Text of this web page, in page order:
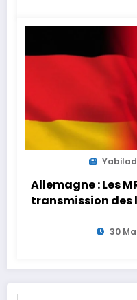
Allemagne : Les
transmission des
générations
30